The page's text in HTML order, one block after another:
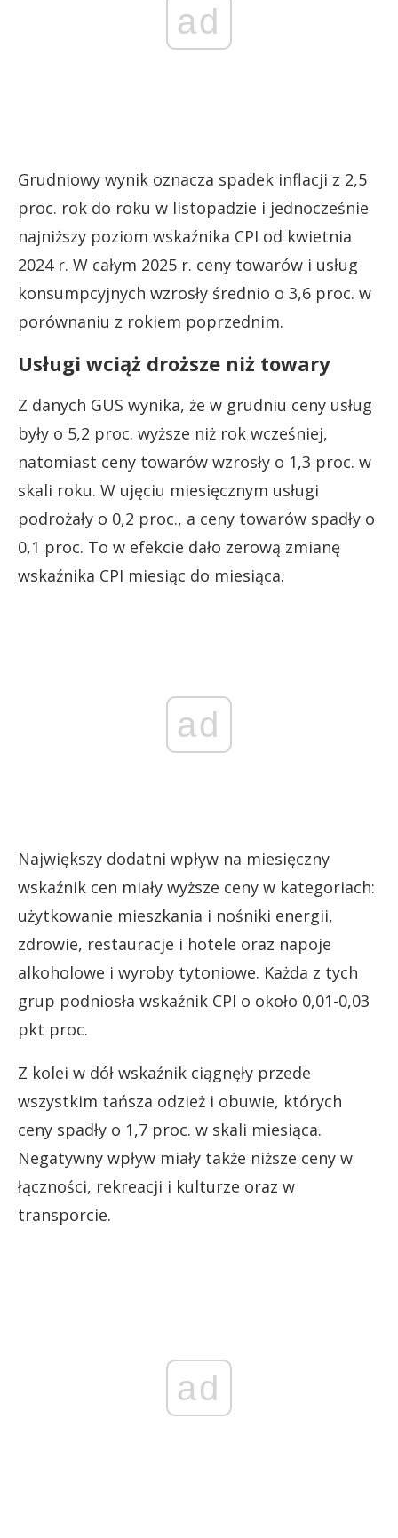
ad
Grudniowy wynik oznacza spadek inflacji z 2,5
proc. rok do roku w listopadzie i jednocześnie
najniższy poziom wskaźnika CPI od kwietnia
2024 r. W całym 2025 r. ceny towarów i usług
konsumpcyjnych wzrosły średnio o 3,6 proc. w
porównaniu z rokiem poprzednim.
Usługi wciąż droższe niż towary
Z danych GUS wynika, że w grudniu ceny usług
były o 5,2 proc. wyższe niż rok wcześniej,
natomiast ceny towarów wzrosły o 1,3 proc. w
skali roku. W ujęciu miesięcznym usługi
podrożały o 0,2 proc., a ceny towarów spadły o
0,1 proc. To w efekcie dało zerową zmianę
wskaźnika CPI miesiąc do miesiąca.
ad
Największy dodatni wpływ na miesięczny
wskaźnik cen miały wyższe ceny w kategoriach:
użytkowanie mieszkania i nośniki energii,
zdrowie, restauracje i hotele oraz napoje
alkoholowe i wyroby tytoniowe. Każda z tych
grup podniosła wskaźnik CPI o około 0,01-0,03
pkt proc.
Z kolei w dół wskaźnik ciągnęły przede
wszystkim tańsza odzież i obuwie, których
ceny spadły o 1,7 proc. w skali miesiąca.
Negatywny wpływ miały także niższe ceny w
łączności, rekreacji i kulturze oraz w
transporcie.
ad